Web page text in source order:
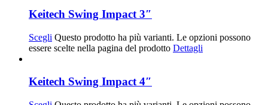
Keitech Swing Impact 3″
Scegli Questo prodotto ha più varianti. Le opzioni possono
essere scelte nella pagina del prodotto Dettagli
Keitech Swing Impact 4″